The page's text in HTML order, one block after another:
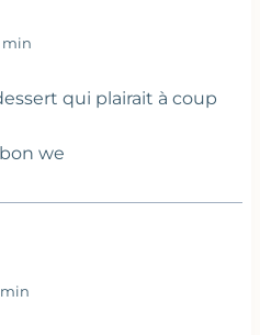
min
qui plairait à coup
we
min